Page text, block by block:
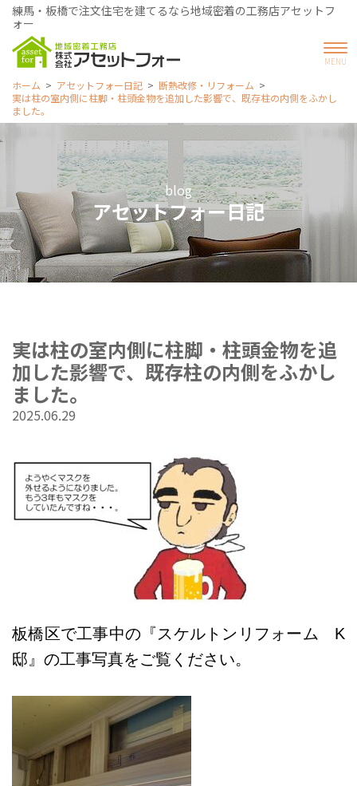
練馬・板橋で注文住宅を建てるなら地域密着の工務店アセットフ
ォー
ホーム アセットフォー日記
断熱改修・リフォーム
実は柱の室内側に柱脚・柱頭金物を追加した影響で、既存柱の内側をふかし
ました。
blog
アセットフォー日記
実は柱の室内側に柱脚・柱頭金物を追
加した影響で、既存柱の内側をふかし
ました。
2025.06.29
板橋区で工事中の『スケルトンリフォーム K
邸』の工事写真をご覧ください。